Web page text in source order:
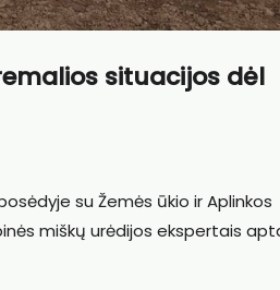
situacijos dėl
su Žemės ūkio ir Aplinkos
miškų urėdijos ekspertais